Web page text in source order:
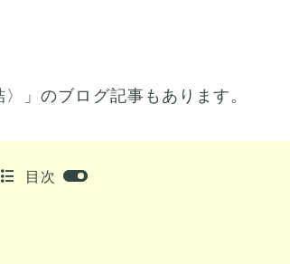
」のブログ記事もあります。
目次